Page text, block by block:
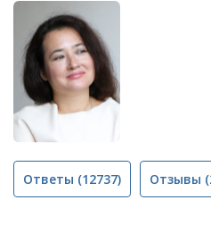
Ответы (12737) Отзывы